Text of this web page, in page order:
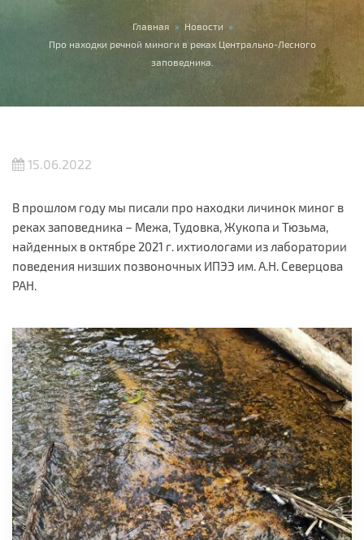
Вы здесь Главная » Новости »
Про находки речной миноги в реках Центрально-Лесного
заповедника.
15.06.2022
В прошлом году мы писали про находки личинок миног в
реках заповедника – Межа, Тудовка, Жукопа и Тюзьма,
найденных в октябре 2021 г. ихтиологами из лаборатории
поведения низших позвоночных ИПЭЭ им. А.Н. Северцова
РАН.